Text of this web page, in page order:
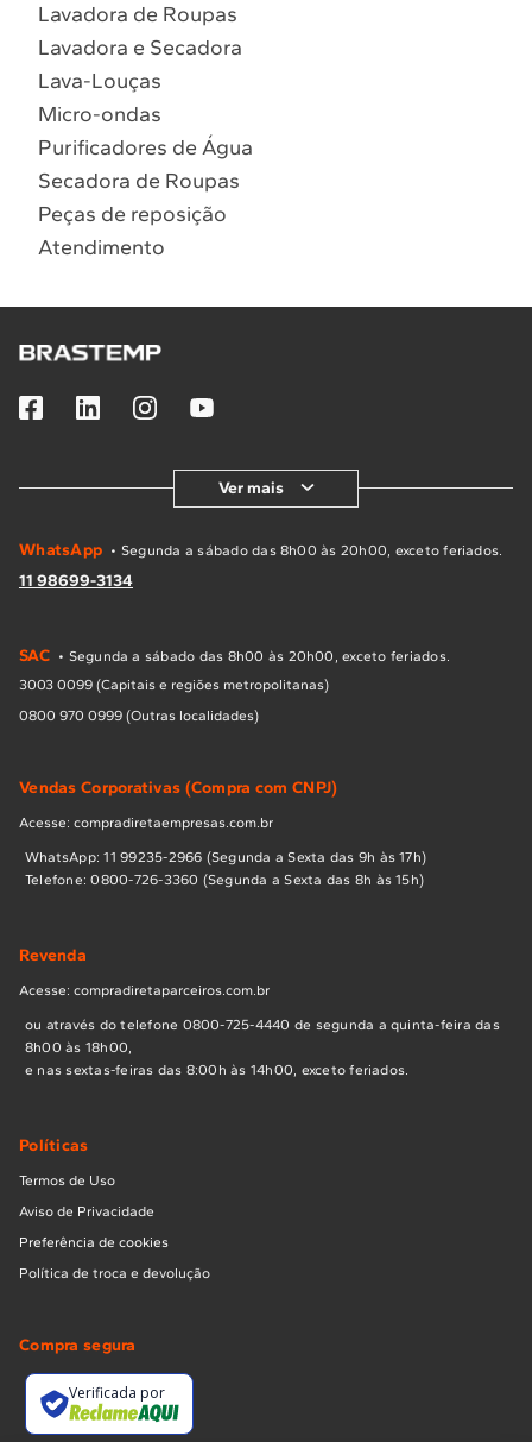
Localizar assistência técnica
Lavadora de Roupas
Lavadora e Secadora
Lava-Louças
Micro-ondas
Purificadores de Água
Secadora de Roupas
Peças de reposição
Atendimento
Ver mais
WhatsApp • Segunda a sábado das 8h00 às 20h00, exceto feriados.
11 98699-3134
SAC • Segunda a sábado das 8h00 às 20h00, exceto feriados.
3003 0099 (Capitais e regiões metropolitanas)
0800 970 0999 (Outras localidades)
Vendas Corporativas (Compra com CNPJ)
Acesse: compradiretaempresas.com.br
WhatsApp: 11 99235-2966 (Segunda a Sexta das 9h às 17h)
Telefone: 0800-726-3360 (Segunda a Sexta das 8h às 15h)
Revenda
Acesse: compradiretaparceiros.com.br
ou através do telefone 0800-725-4440 de segunda a quinta-feira das
8h00 às 18h00,
e nas sextas-feiras das 8:00h às 14h00, exceto feriados.
Políticas
Termos de Uso
Aviso de Privacidade
Preferência de cookies
Política de troca e devolução
Compra segura
Verificada por